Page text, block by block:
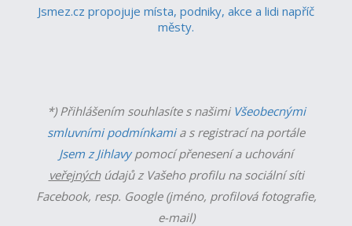
Jsmez.cz propojuje místa, podniky, akce a lidi napříč
městy.
*) Přihlášením souhlasíte s našimi Všeobecnými
smluvními podmínkamia s registrací na portále
Jsem z Jihlavypomocí přenesení a uchování
veřejnýchúdajů z Vašeho profilu na sociální síti
Facebook, resp. Google (jméno, profilová fotografie,
e-mail)